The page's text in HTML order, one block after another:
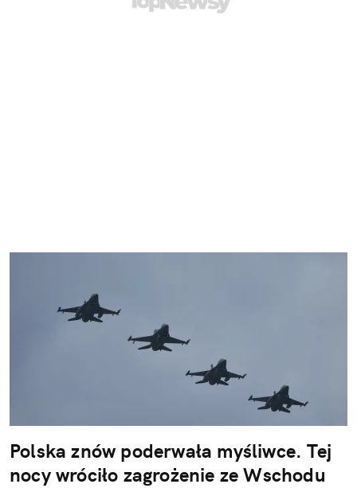
Polska znów poderwała myśliwce. Tej
nocy wróciło zagrożenie ze Wschodu